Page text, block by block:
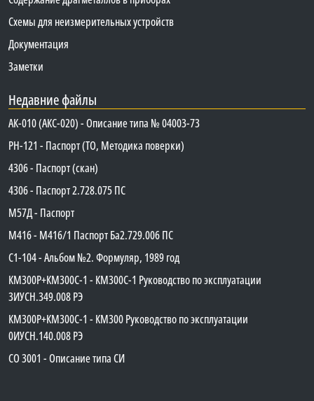
Схемы для неизмерительных устройств
Документация
Заметки
Недавние файлы
АК-010 (АКС-020) - Описание типа № 04003-73
PH-121 - Паспорт (ТО, Методика поверки)
4306 - Паспорт (скан)
4306 - Паспорт 2.728.075 ПС
М57Д - Паспорт
М416 - М416/1 Паспорт Ба2.729.006 ПС
C1-104 - Альбом №2. Формуляр, 1989 год
КМ300Р+КМ300С-1 - КМ300C-1 Руководство по эксплуатации
3ИУСН.349.008 РЭ
КМ300Р+КМ300С-1 - КМ300 Руководство по эксплуатации
0ИУСН.140.008 РЭ
СО 3001 - Описание типа СИ